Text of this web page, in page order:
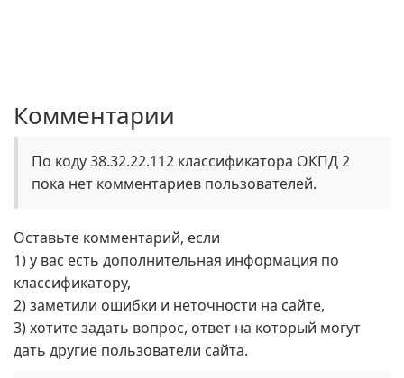
Комментарии
По коду 38.32.22.112 классификатора ОКПД 2
пока нет комментариев пользователей.
Оставьте комментарий, если
1) у вас есть дополнительная информация по
классификатору,
2) заметили ошибки и неточности на сайте,
3) хотите задать вопрос, ответ на который могут
дать другие пользователи сайта.